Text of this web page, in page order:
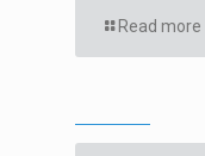
Read more